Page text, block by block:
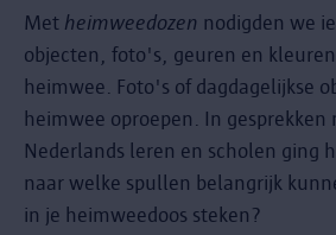
Met heimweedozen nodigden we
objecten, foto's, geuren en
heimwee. Foto's of dagdagelijkse
heimwee oproepen. In gesprekken
Nederlands leren en scholen ging
naar welke spullen belangrijk
in je heimweedoos steken?